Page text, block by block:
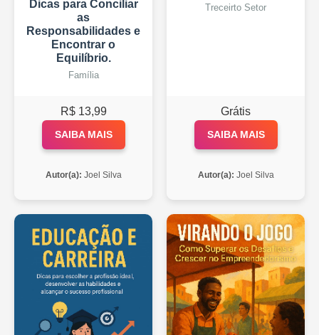
Dicas para Conciliar
as
Responsabilidades e
Encontrar o
Equilíbrio.
Família
R$ 13,99
SAIBA MAIS
Autor(a): Joel Silva
Treceirto Setor
Grátis
SAIBA MAIS
Autor(a): Joel Silva